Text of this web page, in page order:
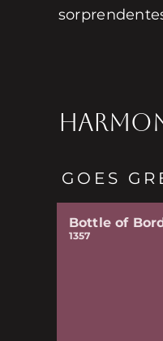
GOES
Bottle of
1357